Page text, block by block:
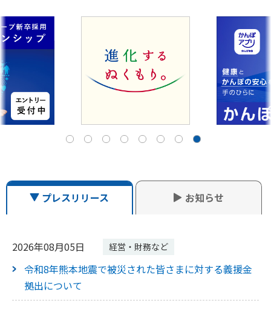
プレスリリース お知らせ
2026年08月05日 経営・財務など
令和8年熊本地震で被災された皆さまに対する義援金
拠出について